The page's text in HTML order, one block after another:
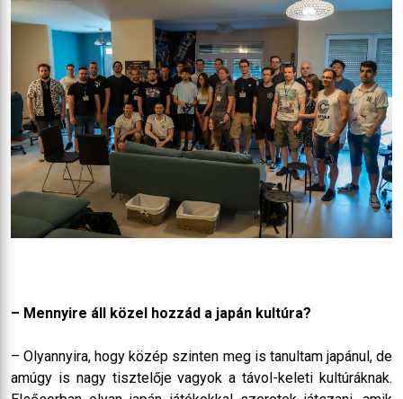
– Mennyire áll közel hozzád a japán kultúra?
– Olyannyira, hogy közép szinten meg is tanultam japánul, de
amúgy is nagy tisztelője vagyok a távol-keleti kultúráknak.